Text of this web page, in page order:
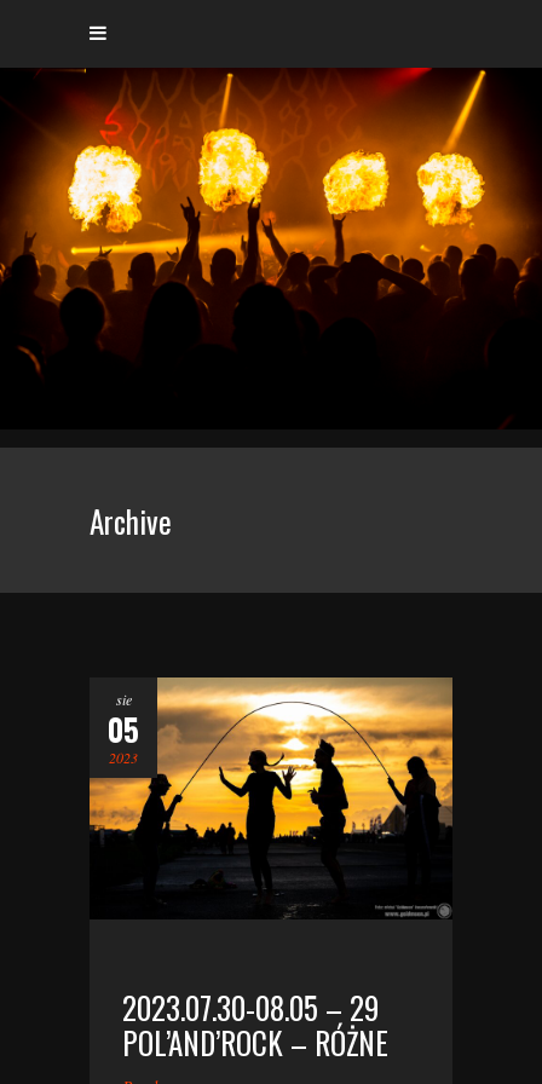
Archive
sie
05
2023
2023.07.30-08.05 – 29
POL’AND’ROCK – RÓŻNE